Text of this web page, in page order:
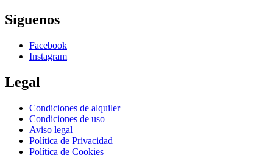
Síguenos
Facebook
Instagram
Legal
Condiciones de alquiler
Condiciones de uso
Aviso legal
Política de Privacidad
Política de Cookies